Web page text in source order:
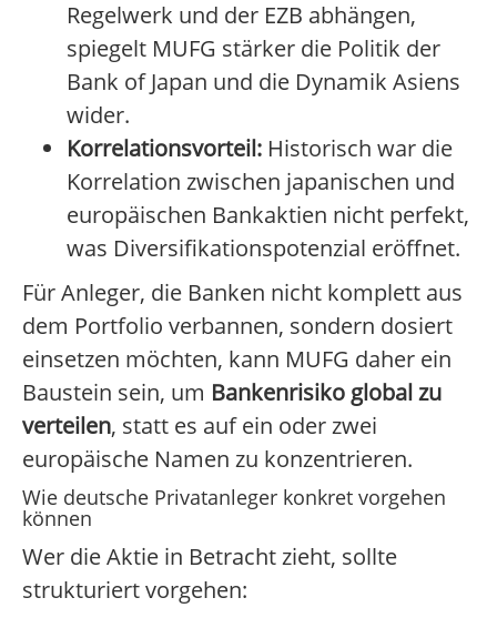
Regelwerk und der EZB abhängen,
spiegelt MUFG stärker die Politik der
Bank of Japan und die Dynamik Asiens
wider.
Korrelationsvorteil: Historisch war die
Korrelation zwischen japanischen und
europäischen Bankaktien nicht perfekt,
was Diversifikationspotenzial eröffnet.
Für Anleger, die Banken nicht komplett aus
dem Portfolio verbannen, sondern dosiert
einsetzen möchten, kann MUFG daher ein
Baustein sein, um Bankenrisiko global zu
verteilen, statt es auf ein oder zwei
europäische Namen zu konzentrieren.
Wie deutsche Privatanleger konkret vorgehen
können
Wer die Aktie in Betracht zieht, sollte
strukturiert vorgehen: